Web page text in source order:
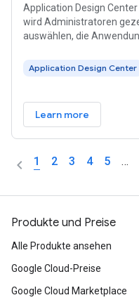
Application Design
wird Administratoren
auswählen, die
Application Design Center
Learn more
1 2 3 4 5 …
Produkte und Preise
Alle Produkte ansehen
Google Cloud-Preise
Google Cloud Marketplace